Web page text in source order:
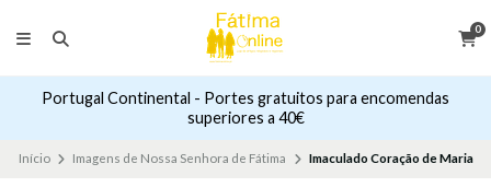
0
Portugal Continental - Portes gratuitos para encomendas
superiores a 40€
Início Imagens de Nossa Senhora de Fátima Imaculado Coração de Maria